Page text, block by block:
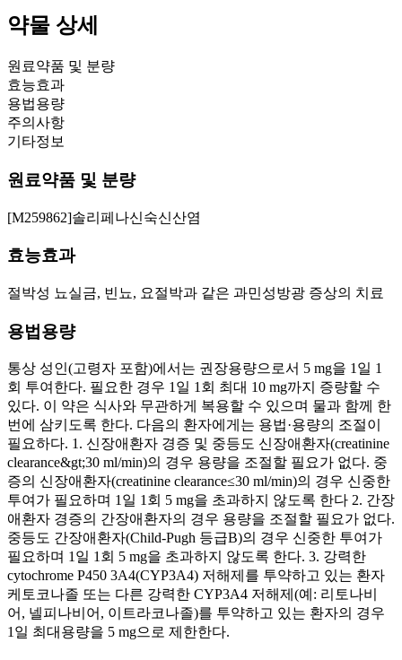
약물 상세
원료약품 및 분량
효능효과
용법용량
주의사항
기타정보
원료약품 및 분량
[M259862]솔리페나신숙신산염
효능효과
절박성 뇨실금, 빈뇨, 요절박과 같은 과민성방광 증상의 치료
용법용량
통상 성인(고령자 포함)에서는 권장용량으로서 5 mg을 1일 1
회 투여한다. 필요한 경우 1일 1회 최대 10 mg까지 증량할 수
있다. 이 약은 식사와 무관하게 복용할 수 있으며 물과 함께 한
번에 삼키도록 한다. 다음의 환자에게는 용법·용량의 조절이
필요하다. 1. 신장애환자 경증 및 중등도 신장애환자(creatinine
clearance&gt;30 ml/min)의 경우 용량을 조절할 필요가 없다. 중
증의 신장애환자(creatinine clearance≤30 ml/min)의 경우 신중한
투여가 필요하며 1일 1회 5 mg을 초과하지 않도록 한다 2. 간장
애환자 경증의 간장애환자의 경우 용량을 조절할 필요가 없다.
중등도 간장애환자(Child-Pugh 등급B)의 경우 신중한 투여가
필요하며 1일 1회 5 mg을 초과하지 않도록 한다. 3. 강력한
cytochrome P450 3A4(CYP3A4) 저해제를 투약하고 있는 환자
케토코나졸 또는 다른 강력한 CYP3A4 저해제(예: 리토나비
어, 넬피나비어, 이트라코나졸)를 투약하고 있는 환자의 경우
1일 최대용량을 5 mg으로 제한한다.